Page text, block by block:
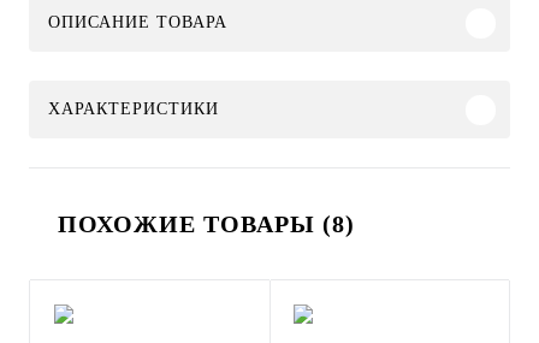
ОПИСАНИЕ ТОВАРА
ХАРАКТЕРИСТИКИ
ПОХОЖИЕ ТОВАРЫ (8)